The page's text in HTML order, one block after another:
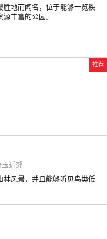
胜地而闻名，位于能够一览秩
丰富的公园。
推荐
近郊
林风景，并且能够听见鸟类低